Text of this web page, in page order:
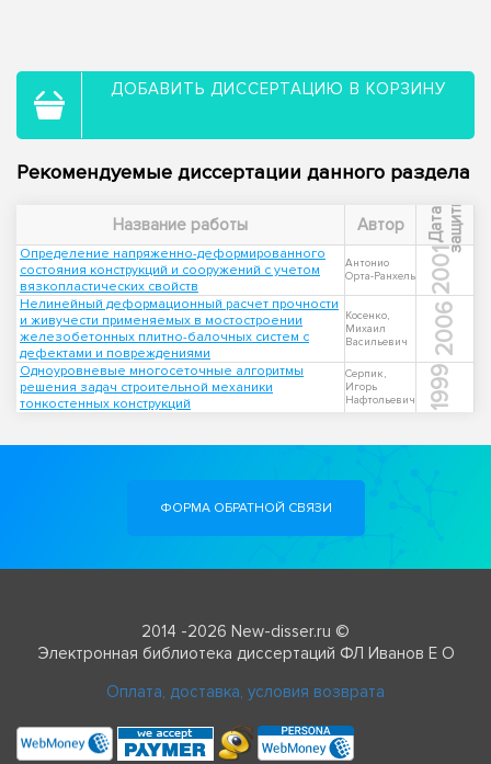
ДОБАВИТЬ ДИССЕРТАЦИЮ В КОРЗИНУ
Рекомендуемые диссертации данного раздела
Название работы Автор Д
а
т
а
з
а
щ
и
т ы
Определение напряженно-деформированного
состояния конструкций и сооружений с учетом
вязкопластических свойств
Антонио
Орта-Ранхель
2001
Нелинейный деформационный расчет прочности
и живучести применяемых в мостостроении
железобетонных плитно-балочных систем с
дефектами и повреждениями
Косенко,
Михаил
Васильевич
2006
Одноуровневые многосеточные алгоритмы
решения задач строительной механики
тонкостенных конструкций
Серпик,
Игорь
Нафтольевич
1999
ФОРМА ОБРАТНОЙ СВЯЗИ
2014 -2026 New-disser.ru ©
Электронная библиотека диссертаций ФЛ Иванов Е О
Оплата, доставка, условия возврата